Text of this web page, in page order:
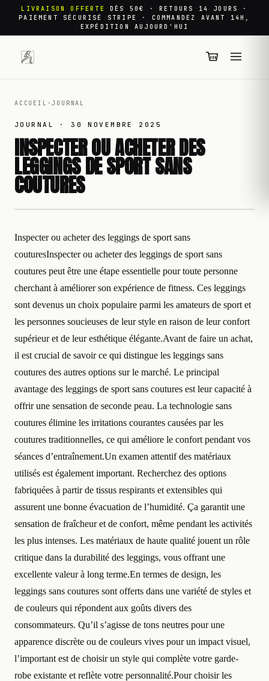
LIVRAISON OFFERTE
DÈS 50€ · RETOURS 14 JOURS ·
PAIEMENT SÉCURISÉ STRIPE · COMMANDEZ AVANT 14H,
EXPÉDITION AUJOURD'HUI
ACCUEIL ·JOURNAL
JOURNAL ·30 NOVEMBRE 2025
INSPECTER OU ACHETER DES
LEGGINGS DE SPORT SANS
COUTURES
Inspecter ou acheter des leggings de sport sans
couturesInspecter ou acheter des leggings de sport sans
coutures peut être une étape essentielle pour toute personne
cherchant à améliorer son expérience de fitness. Ces leggings
sont devenus un choix populaire parmi les amateurs de sport et
les personnes soucieuses de leur style en raison de leur confort
supérieur et de leur esthétique élégante.Avant de faire un achat,
il est crucial de savoir ce qui distingue les leggings sans
coutures des autres options sur le marché. Le principal
avantage des leggings de sport sans coutures est leur capacité à
offrir une sensation de seconde peau. La technologie sans
coutures élimine les irritations courantes causées par les
coutures traditionnelles, ce qui améliore le confort pendant vos
séances d’entraînement.Un examen attentif des matériaux
utilisés est également important. Recherchez des options
fabriquées à partir de tissus respirants et extensibles qui
assurent une bonne évacuation de l’humidité. Ça garantit une
sensation de fraîcheur et de confort, même pendant les activités
les plus intenses. Les matériaux de haute qualité jouent un rôle
critique dans la durabilité des leggings, vous offrant une
excellente valeur à long terme.En termes de design, les
leggings sans coutures sont offerts dans une variété de styles et
de couleurs qui répondent aux goûts divers des
consommateurs. Qu’il s’agisse de tons neutres pour une
apparence discrète ou de couleurs vives pour un impact visuel,
l’important est de choisir un style qui complète votre garde-
robe existante et reflète votre personnalité.Pour choisir les